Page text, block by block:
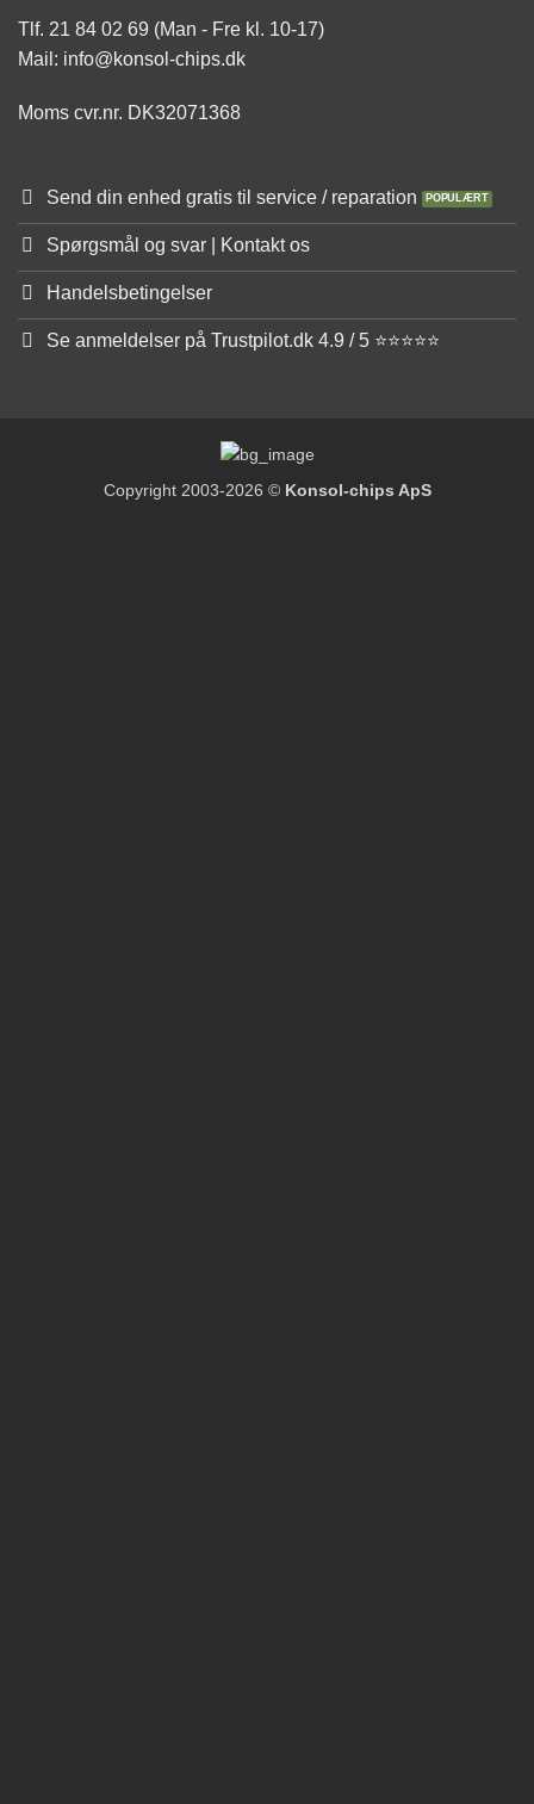
Tlf. 21 84 02 69 (Man - Fre kl. 10-17)
Mail: info@konsol-chips.dk
Moms cvr.nr. DK32071368
Send din enhed gratis til service / reparation
Spørgsmål og svar | Kontakt os
Handelsbetingelser
Se anmeldelser på Trustpilot.dk 4.9 / 5 ⭐⭐⭐⭐⭐
Copyright 2003-2026 © Konsol-chips ApS